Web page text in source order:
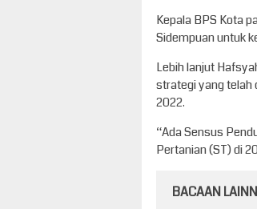
Kepala BPS Kota
Sidempuan untuk
Lebih lanjut
strategi yang telah
2022.
“Ada Sensus
Pertanian (ST) di
BACAAN